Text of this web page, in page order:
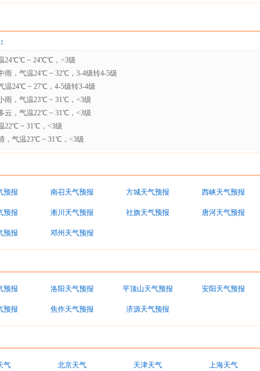
温24℃℃ ~ 24℃℃，<3级
雨，气温24℃ ~ 32℃，3-4级转4-5级
温24℃ ~ 27℃，4-5级转3-4级
雨，气温23℃ ~ 31℃，<3级
云，气温22℃ ~ 31℃，<3级
22℃ ~ 31℃，<3级
，气温23℃ ~ 31℃，<3级
预报 南召天气预报 方城天气预报 西峡天气预报
预报 淅川天气预报 社旗天气预报 唐河天气预报
预报 邓州天气预报
预报 洛阳天气预报 平顶山天气预报 安阳天气预报
预报 焦作天气预报 济源天气预报
气 北京天气 天津天气 上海天气